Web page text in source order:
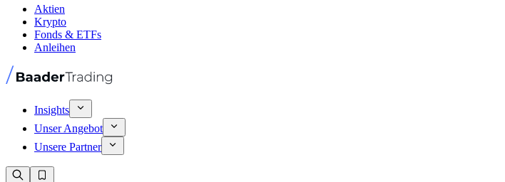
Aktien
Krypto
Fonds & ETFs
Anleihen
Insights
Unser Angebot
Unsere Partner